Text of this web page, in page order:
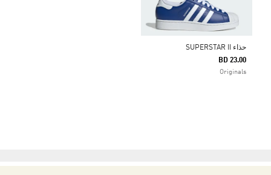
حذاء SUPERSTAR II
BD 23.00
Originals